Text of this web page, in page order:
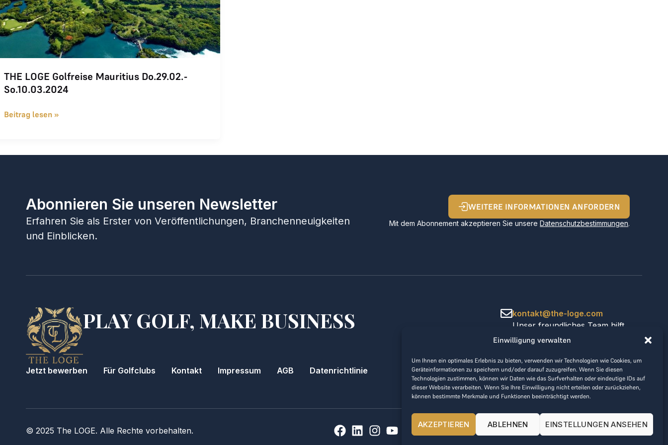
Einwilligung verwalten
Um Ihnen ein optimales Erlebnis zu bieten, verwenden wir Technologien wie Cookies, um
Geräteinformationen zu speichern und/oder darauf zuzugreifen. Wenn Sie diesen
Technologien zustimmen, können wir Daten wie das Surfverhalten oder eindeutige IDs auf
dieser Website verarbeiten. Wenn Sie Ihre Einwilligung nicht erteilen oder zurückziehen,
können bestimmte Merkmale und Funktionen beeinträchtigt werden.
AKZEPTIEREN ABLEHNEN EINSTELLUNGEN ANSEHEN
THE LOGE Golfreise Mauritius Do.29.02.-
So.10.03.2024
Beitrag lesen »
Abonnieren Sie unseren Newsletter
Erfahren Sie als Erster von Veröffentlichungen, Branchenneuigkeiten
und Einblicken.
WEITERE INFORMATIONEN ANFORDERN
Mit dem Abonnement akzeptieren Sie unsereDatenschutzbestimmungen.
PLAY GOLF, MAKE BUSINESS
Jetzt bewerben Für Golfclubs Kontakt Impressum AGB Datenrichtlinie
kontakt@the-loge.com
Unser freundliches Team hilft
Ihnen gerne weiter.
Mo-Fr von 8:00 bis 17:00 Uhr.
© 2025 The LOGE. Alle Rechte vorbehalten.